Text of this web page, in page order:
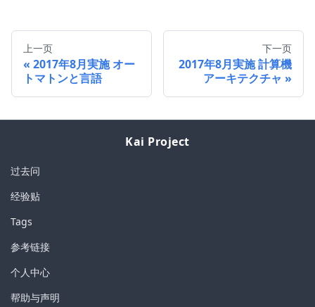
{3}
+ \frac{8}
{3}e^{-2t}
[A]
上一页
2017年8月実施 オー
トマトンと言語
下一页
2017年8月実施 計算機
アーキテクチャ
Kai Project
过去问
经验贴
Tags
参考链接
个人中心
帮助与声明